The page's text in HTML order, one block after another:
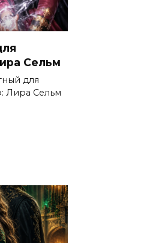
Сельм
для
Лира Сельм